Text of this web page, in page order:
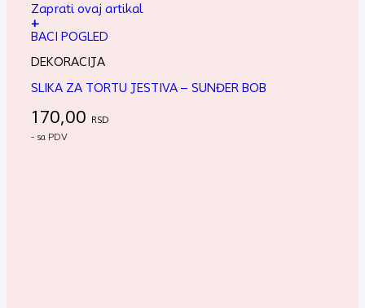
Zaprati ovaj artikal
+
BACI POGLED
DEKORACIJA
SLIKA ZA TORTU JESTIVA – SUNĐER BOB
170,00 RSD
- sa PDV